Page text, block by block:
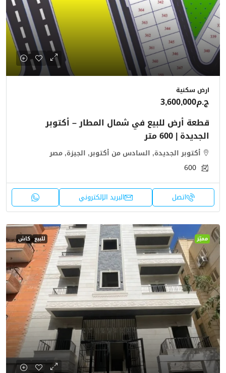
ارض سكنية
ج.م3,600,000
قطعة أرض للبيع في شمال المطار – أكتوبر
الجديدة | 600 متر
أكتوبر الجديدة, السادس من أكتوبر, الجيزة, مصر
600
اتصل البريد الإلكتروني
مميّز للبيع كاش